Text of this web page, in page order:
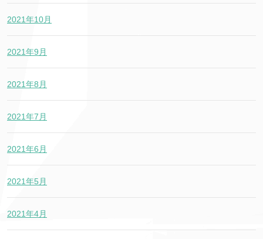
2021年10月
2021年9月
2021年8月
2021年7月
2021年6月
2021年5月
2021年4月